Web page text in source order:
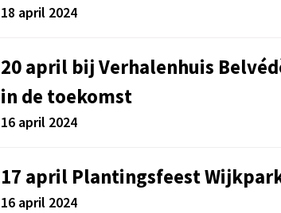
18 april 2024
20 april bij Verhalenhuis
in de toekomst
16 april 2024
17 april Plantingsfeest
16 april 2024